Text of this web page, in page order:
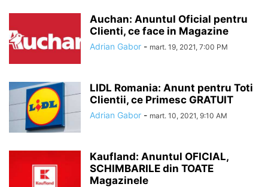
Auchan: Anuntul Oficial pentru
Clienti, ce face in Magazine
Adrian Gabor - mart. 19, 2021, 7:00 PM
LIDL Romania: Anunt pentru Toti
Clientii, ce Primesc GRATUIT
Adrian Gabor - mart. 10, 2021, 9:10 AM
Kaufland: Anuntul OFICIAL,
SCHIMBARILE din TOATE
Magazinele